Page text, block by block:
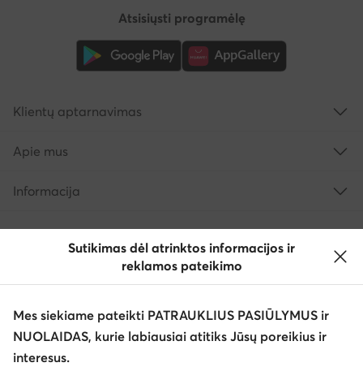
Atsisiųsti programėlę
Klientų aptarnavimas
Apie mus
Informacija
Sutikimas dėl atrinktos informacijos ir
reklamos pateikimo
Mes siekiame pateikti PATRAUKLIUS PASIŪLYMUS ir
NUOLAIDAS, kurie labiausiai atitiks Jūsų poreikius ir
interesus.